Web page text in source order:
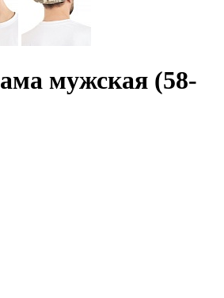
мужская (58-